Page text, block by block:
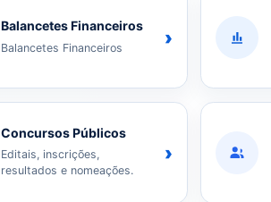
Balancetes Financeiros
Balancetes Financeiros ›
Concursos Públicos
Editais, inscrições,
resultados e nomeações.
›